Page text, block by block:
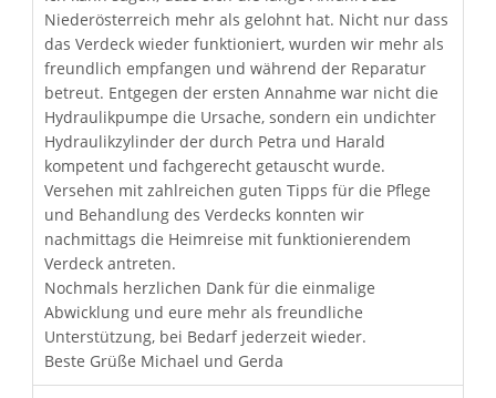
Niederösterreich mehr als gelohnt hat. Nicht nur dass
das Verdeck wieder funktioniert, wurden wir mehr als
freundlich empfangen und während der Reparatur
betreut. Entgegen der ersten Annahme war nicht die
Hydraulikpumpe die Ursache, sondern ein undichter
Hydraulikzylinder der durch Petra und Harald
kompetent und fachgerecht getauscht wurde.
Versehen mit zahlreichen guten Tipps für die Pflege
und Behandlung des Verdecks konnten wir
nachmittags die Heimreise mit funktionierendem
Verdeck antreten.
Nochmals herzlichen Dank für die einmalige
Abwicklung und eure mehr als freundliche
Unterstützung, bei Bedarf jederzeit wieder.
Beste Grüße Michael und Gerda